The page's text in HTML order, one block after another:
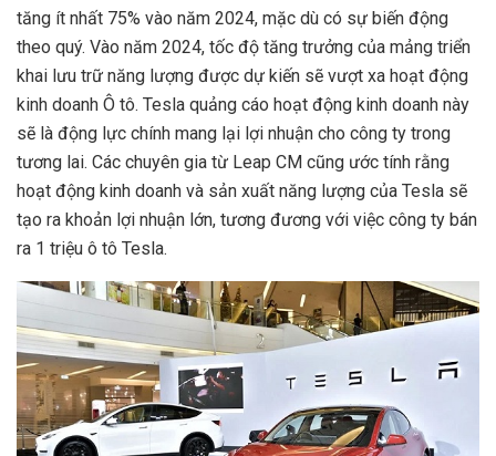
tăng ít nhất 75% vào năm 2024, mặc dù có sự biến động
theo quý. Vào năm 2024, tốc độ tăng trưởng của mảng triển
khai lưu trữ năng lượng được dự kiến ​​sẽ vượt xa hoạt động
kinh doanh Ô tô. Tesla quảng cáo hoạt động kinh doanh này
sẽ là động lực chính mang lại lợi nhuận cho công ty trong
tương lai. Các chuyên gia từ Leap CM cũng ước tính rằng
hoạt động kinh doanh và sản xuất năng lượng của Tesla sẽ
tạo ra khoản lợi nhuận lớn, tương đương với việc công ty bán
ra 1 triệu ô tô Tesla.